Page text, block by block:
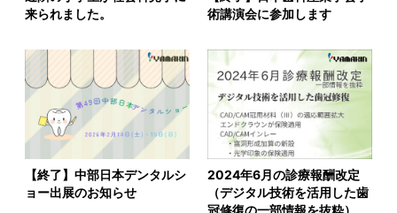
来られました。
術講演会に参加します
【終了】中部日本デンタルシ
ョー出展のお知らせ
2024年6月の診療報酬改定
（デジタル技術を活用した歯